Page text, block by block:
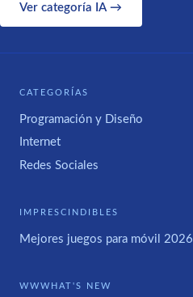
Ver categoría IA →
CATEGORÍAS
Programación y Diseño
Internet
Redes Sociales
IMPRESCINDIBLES
Mejores juegos para móvil 2026
WWWHAT'S NEW